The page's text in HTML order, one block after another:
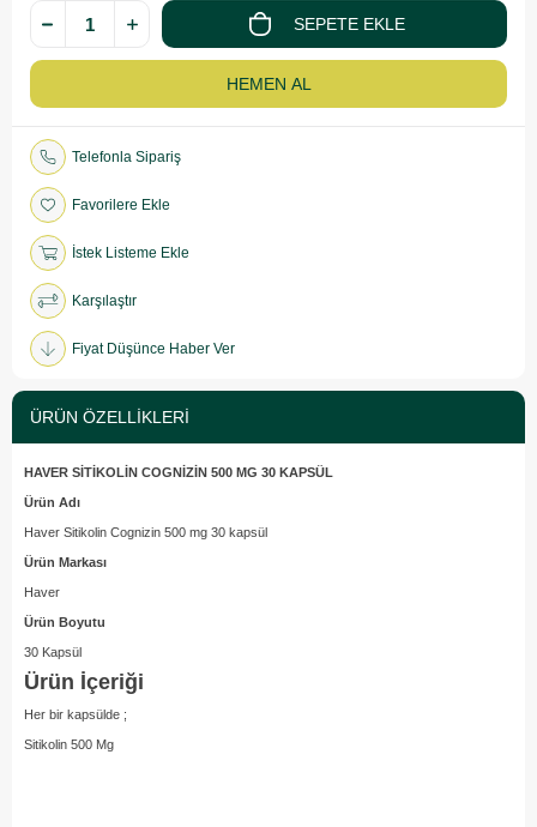
Telefonla Sipariş
Favorilere Ekle
İstek Listeme Ekle
Karşılaştır
Fiyat Düşünce Haber Ver
ÜRÜN ÖZELLIKLERI
HAVER SİTİKOLİN COGNİZİN 500 MG 30 KAPSÜL
Ürün Adı
Haver Sitikolin Cognizin 500 mg 30 kapsül
Ürün Markası
Haver
Ürün Boyutu
30 Kapsül
Ürün İçeriği
Her bir kapsülde ;
Sitikolin 500 Mg